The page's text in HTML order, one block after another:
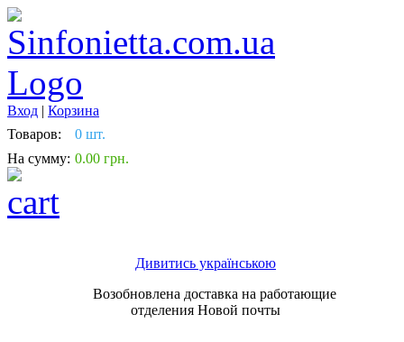
Вход | Корзина
Товаров:
0 шт.
На сумму: 0.00 грн.
Дивитись українською
Возобновлена доставка на работающие
отделения Новой почты